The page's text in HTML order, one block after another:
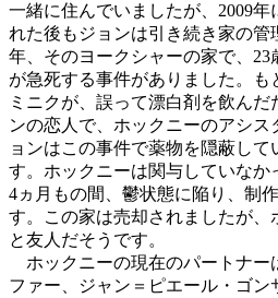
一緒に住んでいましたが、2009年
れた後もジョンは引き続き家の管
年、そのヨークシャーの家で、23
が急死する事件がありました。も
ミニクが、誤って漂白剤を飲ん
ンの恋人で、ホックニーのアシ
ョンはこの事件で薬物を隠蔽して
す。ホックニーは関与していな
4ヵ月もの間、鬱状態に陥り、制
す。この家は売却されましたが、
と友人だそうです。
ホックニーの現在のパートナー
ファー、ジャン＝ピエール・ゴン